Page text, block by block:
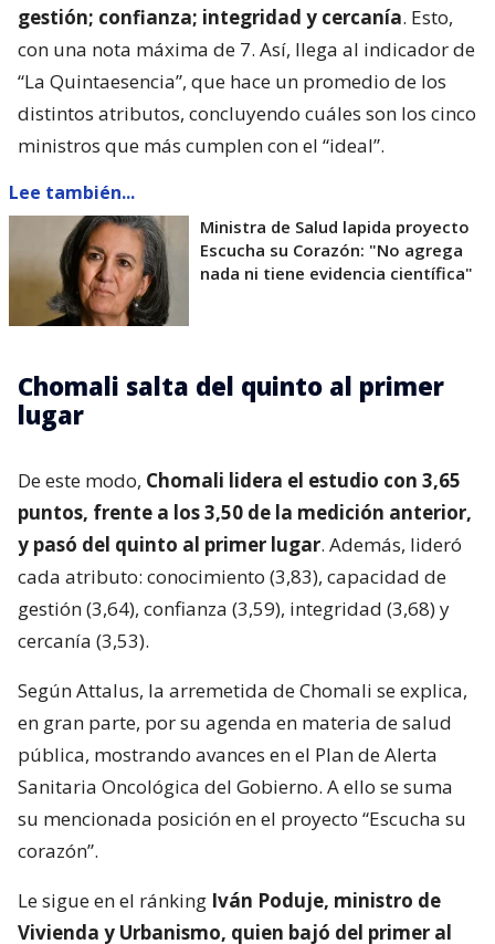
gestión; confianza; integridad y cercanía. Esto,
con una nota máxima de 7. Así, llega al indicador de
“La Quintaesencia”, que hace un promedio de los
distintos atributos, concluyendo cuáles son los cinco
ministros que más cumplen con el “ideal”.
Lee también...
Ministra de Salud lapida proyecto
Escucha su Corazón: "No agrega
nada ni tiene evidencia científica"
Chomali salta del quinto al primer
lugar
De este modo, Chomali lidera el estudio con 3,65
puntos, frente a los 3,50 de la medición anterior,
y pasó del quinto al primer lugar. Además, lideró
cada atributo: conocimiento (3,83), capacidad de
gestión (3,64), confianza (3,59), integridad (3,68) y
cercanía (3,53).
Según Attalus, la arremetida de Chomali se explica,
en gran parte, por su agenda en materia de salud
pública, mostrando avances en el Plan de Alerta
Sanitaria Oncológica del Gobierno. A ello se suma
su mencionada posición en el proyecto “Escucha su
corazón”.
Le sigue en el ránking Iván Poduje, ministro de
Vivienda y Urbanismo, quien bajó del primer al